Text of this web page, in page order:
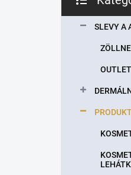
s
kategorie
SLEVY A
OUTLET